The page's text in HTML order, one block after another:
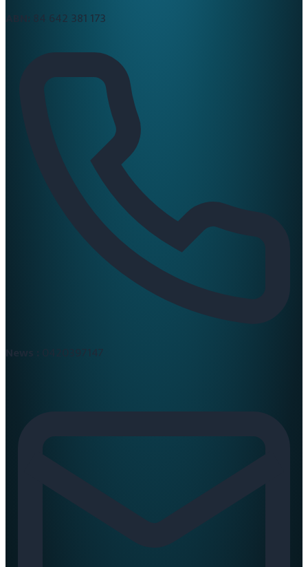
84 642 381 173